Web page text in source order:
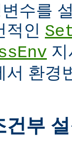
수를
적인
서 환경
건부